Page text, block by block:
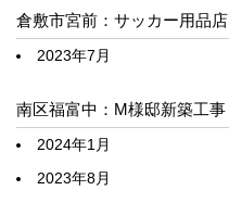
倉敷市宮前：サッカー用品店
2023年7月
南区福富中：M様邸新築工事
2024年1月
2023年8月